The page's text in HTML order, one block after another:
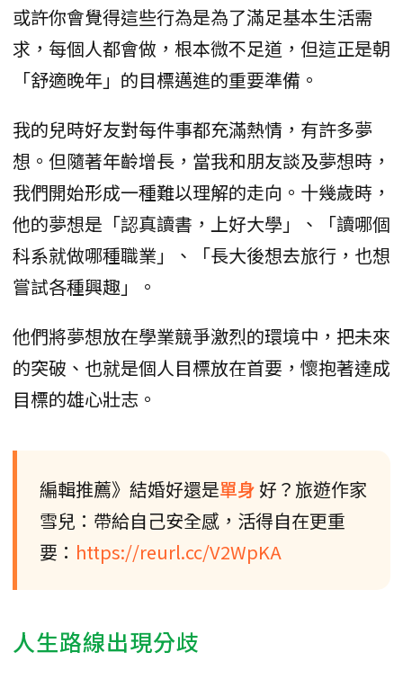
或許你會覺得這些行為是為了滿足基本生活需
求，每個人都會做，根本微不足道，但這正是朝
「舒適晚年」的目標邁進的重要準備。
我的兒時好友對每件事都充滿熱情，有許多夢
想。但隨著年齡增長，當我和朋友談及夢想時，
我們開始形成一種難以理解的走向。十幾歲時，
他的夢想是「認真讀書，上好大學」、「讀哪個
科系就做哪種職業」、「長大後想去旅行，也想
嘗試各種興趣」。
他們將夢想放在學業競爭激烈的環境中，把未來
的突破、也就是個人目標放在首要，懷抱著達成
目標的雄心壯志。
編輯推薦》結婚好還是單身好？旅遊作家
雪兒：帶給自己安全感，活得自在更重
要： https://reurl.cc/V2WpKA
人生路線出現分歧